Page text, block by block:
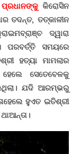
କିରୋସିନ
ତଦନ୍ତ, ତତ୍କାଳୀନ
ଦ୍ୱାରା
ପରବର୍ତ୍ତି ସମୟରେ
ହତ୍ୟା ମାମଲାର
ହେଲେ ସେତେବେଳକୁ
ଯଦି ଆରମ୍ଭରୁ
ହୁଏତ ଇତିଶ୍ରୀ